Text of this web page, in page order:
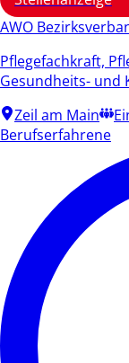
AWO
Pflegefachkraft,
Gesundheits- und
Zeil am Main
Berufserfahrene